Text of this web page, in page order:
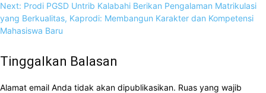
Next: Prodi PGSD Untrib Kalabahi Berikan Pengalaman Matrikulasi
yang Berkualitas, Kaprodi: Membangun Karakter dan Kompetensi
Mahasiswa Baru
Tinggalkan Balasan
Alamat email Anda tidak akan dipublikasikan. Ruas yang wajib